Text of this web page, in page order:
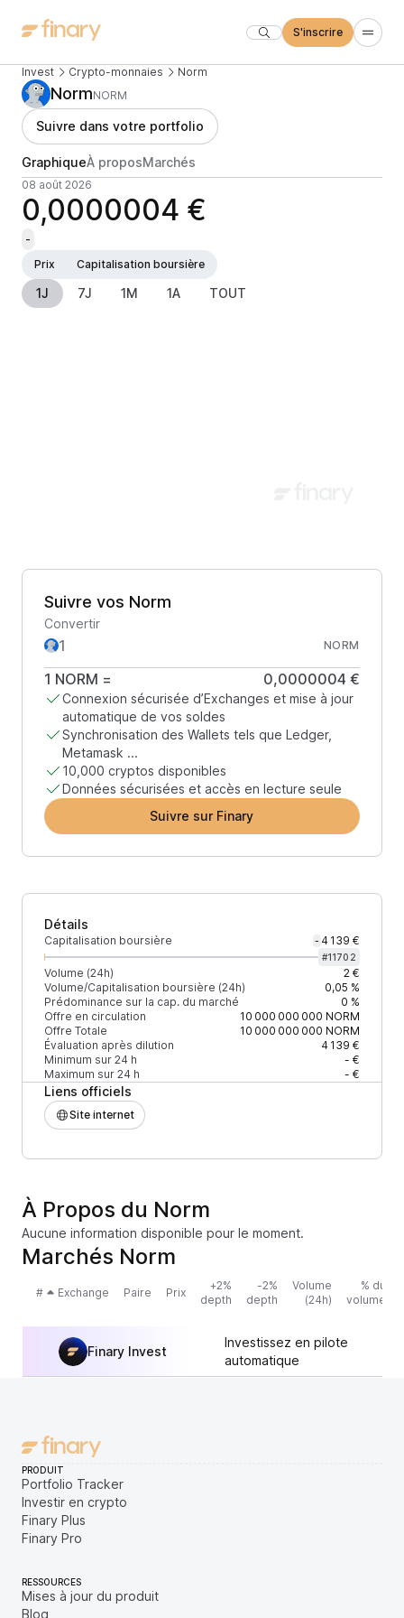
S'inscrire
Invest Crypto-monnaies Norm
NormNORM
Suivre dans votre portfolio
GraphiqueÀ proposMarchés
08 août 2026
0,0000004 €
-
Prix
Capitalisation boursière
1J 7J 1M 1A TOUT
Suivre vos Norm
Convertir
NORM
1 NORM = 0,0000004 €
Connexion sécurisée d’Exchanges et mise à jour
automatique de vos soldes
Synchronisation des Wallets tels que Ledger,
Metamask ...
10,000 cryptos disponibles
Données sécurisées et accès en lecture seule
Suivre sur Finary
Détails
Capitalisation boursière - 4 139 €
#11702
Volume (24h)
2 €
Volume/Capitalisation boursière (24h)
0,05 %
Prédominance sur la cap. du marché
0 %
Offre en circulation
10 000 000 000 NORM
Offre Totale
10 000 000 000 NORM
Évaluation après dilution
4 139 €
Minimum sur 24 h
- €
Maximum sur 24 h
- €
Liens officiels
Site internet
À Propos du Norm
Aucune information disponible pour le moment.
Marchés Norm
# Exchange Paire Prix
+2%
depth
-2%
depth
Volume
(24h)
% du
volume
Finary Invest
Investissez en pilote
automatique
PRODUIT
Portfolio Tracker
Investir en crypto
Finary Plus
Finary Pro
RESSOURCES
Mises à jour du produit
Blog